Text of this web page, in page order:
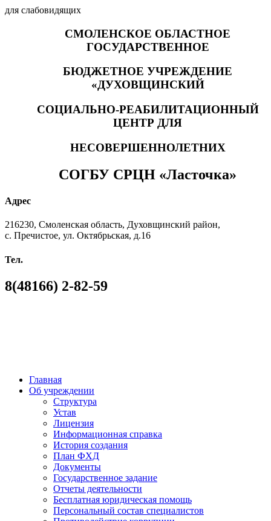
для слабовидящих
СМОЛЕНСКОЕ ОБЛАСТНОЕ
ГОСУДАРСТВЕННОЕ
БЮДЖЕТНОЕ УЧРЕЖДЕНИЕ
«ДУХОВЩИНСКИЙ
СОЦИАЛЬНО-РЕАБИЛИТАЦИОННЫЙ
ЦЕНТР ДЛЯ
НЕСОВЕРШЕННОЛЕТНИХ
СОГБУ СРЦН «Ласточка»
Адрес
216230, Смоленская область, Духовщинский район,
с. Пречистое, ул. Октябрьская, д.16
Тел.
8(48166) 2-82-59
Главная
Об учреждении
Структура
Устав
Лицензия
Информационная справка
История создания
План ФХД
Документы
Государственное задание
Отчеты деятельности
Бесплатная юридическая помощь
Персональный состав специалистов